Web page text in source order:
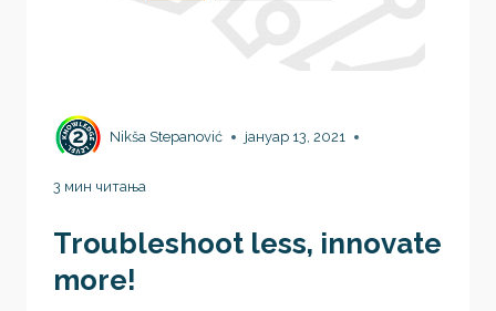
Nikša Stepanović јануар 13, 2021
3 мин читања
Troubleshoot less, innovate
more!